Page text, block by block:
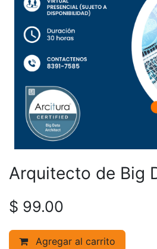
Arquitecto de Big
$ 99.00
Agregar al carrito